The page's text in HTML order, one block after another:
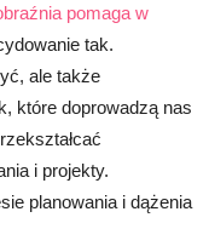
pomaga w
tak.
ale także
które doprowadzą nas
i projekty.
planowania i dążenia